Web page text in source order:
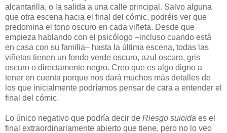
alcantarilla, o la salida a una calle principal. Salvo alguna
que otra escena hacia el final del cómic, podréis ver que
predomina el tono oscuro en cada viñeta. Desde que
empieza hablando con el psicólogo –incluso cuando está
en casa con su familia– hasta la última escena, todas las
viñetas tienen un fondo verde oscuro, azul oscuro, gris
oscuro o directamente negro. Creo que es algo digno a
tener en cuenta porque nos dará muchos más detalles de
los que inicialmente podríamos pensar de cara a entender el
final del cómic.
Lo único negativo que podría decir de Riesgo suicida es el
final extraordinariamente abierto que tiene, pero no lo veo